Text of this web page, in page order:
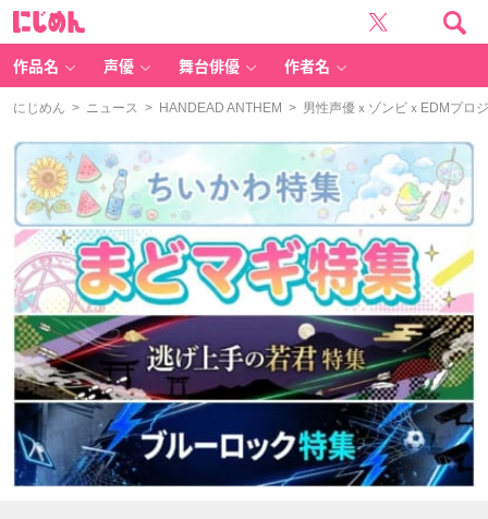
作品名 声優 舞台俳優 作者名
にじめん > ニュース > HANDEAD ANTHEM > 男性声優ｘゾンビｘEDMプロ